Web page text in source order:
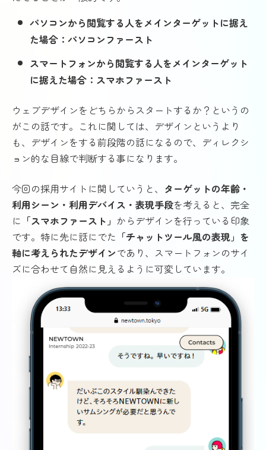
パソコンから閲覧する人をメインターゲットに据え
た場合：パソコンファースト
スマートフォンから閲覧する人をメインターゲット
に据えた場合：スマホファースト
ウェブデザインをどちらからスタートするか？というの
がこの話です。これに関しては、デザインというより
も、デザインをする前段階の話になるので、ディレクシ
ョン的な目線で判断する事になります。
今回の採用サイトに関していうと、 ターゲットの年齢・
利用シーン・利用デバイス・表現手段を考えると、完全
に 「スマホファースト」 からデザインを行っている印象
です。特に先に話にでた 「チャットツール風の表現」を
軸に考えられたデザインであり、スマートフォンのサイ
ズに合わせて自然に見えるように可変しています。